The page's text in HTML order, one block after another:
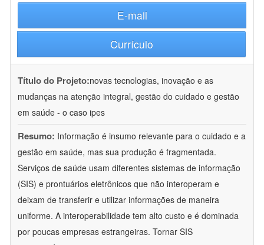
E-mail
Currículo
Título do Projeto:novas tecnologias, inovação e as
mudanças na atenção integral, gestão do cuidado e gestão
em saúde - o caso ipes
Resumo: Informação é insumo relevante para o cuidado e a
gestão em saúde, mas sua produção é fragmentada.
Serviços de saúde usam diferentes sistemas de informação
(SIS) e prontuários eletrônicos que não interoperam e
deixam de transferir e utilizar informações de maneira
uniforme. A interoperabilidade tem alto custo e é dominada
por poucas empresas estrangeiras. Tornar SIS